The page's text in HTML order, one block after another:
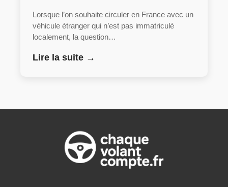
Lorsque l’on souhaite circuler en France avec un
véhicule étranger qui n’est pas immatriculé
localement, la question…
Lire la suite →